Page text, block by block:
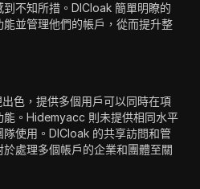
不知所措。DICloak 簡單明瞭的
並管理他們的帳戶，從而提升整
色，提供多個用戶可以同時在項
能。Hidemyacc 則未提供相同水平
使用。DICloak 的共享訪問和管
處理多個帳戶的企業和團體至關